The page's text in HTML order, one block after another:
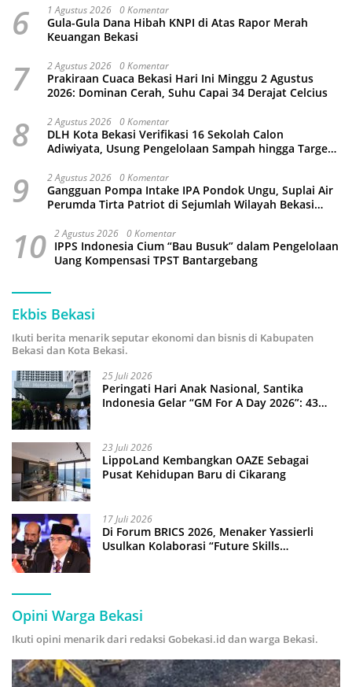
6 1 Agustus 2026 0 Komentar
Gula-Gula Dana Hibah KNPI di Atas Rapor Merah
Keuangan Bekasi
7 2 Agustus 2026 0 Komentar
Prakiraan Cuaca Bekasi Hari Ini Minggu 2 Agustus
2026: Dominan Cerah, Suhu Capai 34 Derajat Celcius
8 2 Agustus 2026 0 Komentar
DLH Kota Bekasi Verifikasi 16 Sekolah Calon
Adiwiyata, Usung Pengelolaan Sampah hingga Target
9 2 Agustus 2026 0 Komentar
Gangguan Pompa Intake IPA Pondok Ungu, Suplai Air
Perumda Tirta Patriot di Sejumlah Wilayah Bekasi
10 2 Agustus 2026 0 Komentar
IPPS Indonesia Cium “Bau Busuk” dalam Pengelolaan
Uang Kompensasi TPST Bantargebang
Ekbis Bekasi
Ikuti berita menarik seputar ekonomi dan bisnis di Kabupaten
Bekasi dan Kota Bekasi.
25 Juli 2026
Peringati Hari Anak Nasional, Santika
Indonesia Gelar “GM For A Day 2026”: 43
23 Juli 2026
LippoLand Kembangkan OAZE Sebagai
Pusat Kehidupan Baru di Cikarang
17 Juli 2026
Di Forum BRICS 2026, Menaker Yassierli
Usulkan Kolaborasi “Future Skills
Opini Warga Bekasi
Ikuti opini menarik dari redaksi Gobekasi.id dan warga Bekasi.